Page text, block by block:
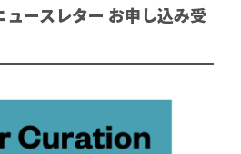
ュースレター お申し込み受